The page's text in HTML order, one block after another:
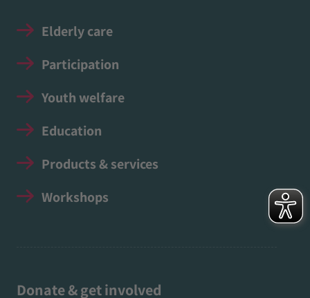
Elderly care
Participation
Youth welfare
Education
Products & services
Workshops
Donate & get involved